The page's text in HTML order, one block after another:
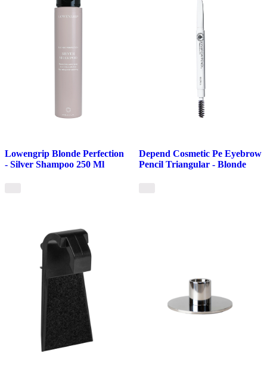
Lowengrip Blonde Perfection
- Silver Shampoo 250 Ml
Depend Cosmetic Pe Eyebrow
Pencil Triangular - Blonde